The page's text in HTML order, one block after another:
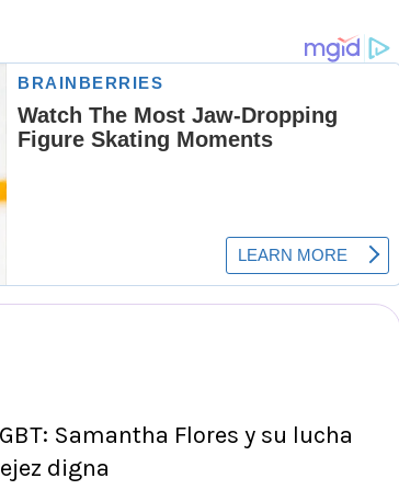
Samantha Flores y su lucha
digna